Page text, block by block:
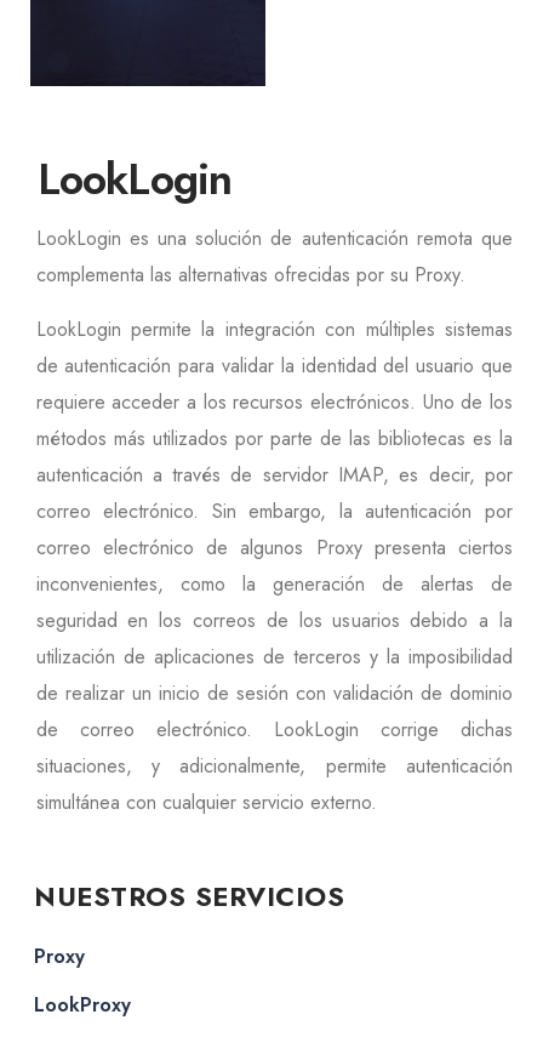
LookLogin
LookLogin es una solución de autenticación remota que
complementa las alternativas ofrecidas por su Proxy.
LookLogin permite la integración con múltiples sistemas
de autenticación para validar la identidad del usuario que
requiere acceder a los recursos electrónicos. Uno de los
métodos más utilizados por parte de las bibliotecas es la
autenticación a través de servidor IMAP, es decir, por
correo electrónico. Sin embargo, la autenticación por
correo electrónico de algunos Proxy presenta ciertos
inconvenientes, como la generación de alertas de
seguridad en los correos de los usuarios debido a la
utilización de aplicaciones de terceros y la imposibilidad
de realizar un inicio de sesión con validación de dominio
de correo electrónico. LookLogin corrige dichas
situaciones, y adicionalmente, permite autenticación
simultánea con cualquier servicio externo.
NUESTROS SERVICIOS
Proxy
LookProxy